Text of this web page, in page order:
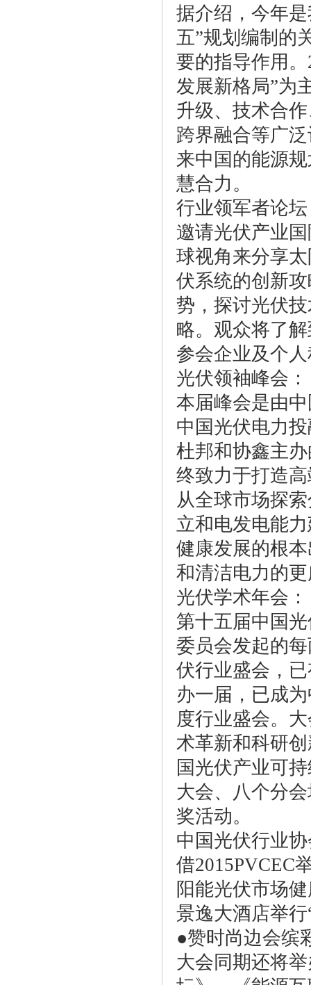
据介绍，今年
五”规划编制的
要的指导作用
发展新格局”为
升级、技术合
跨界融合等广
来中国的能源
慧合力。
行业领军者论
邀请光伏产业
球视角来分享
伏系统的创新
势，探讨光伏
略。观众将了
参会企业及个
光伏领袖峰会：
本届峰会是由
中国光伏电力
杜邦和协鑫主
终致力于打造
从全球市场探
立和电发电能
健康发展的根
和清洁电力的
光伏学术年会：
第十五届中国
委员会发起的
伏行业盛会，
办一届，已成
度行业盛会。
术革新和科研
国光伏产业可
大会、八个分
奖活动。
中国光伏行业
借2015PVCEC
阳能光伏市场
景逸大酒店举
●赞时尚边会缤
大会同期还将